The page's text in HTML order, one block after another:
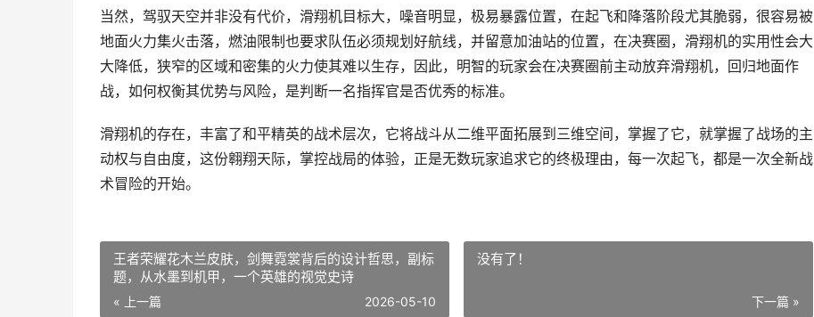
当然，驾驭天空并非没有代价，滑翔机目标大，噪音明显，极易暴露位置，在起飞和降落阶段尤其脆弱，很容易被
地面火力集火击落，燃油限制也要求队伍必须规划好航线，并留意加油站的位置，在决赛圈，滑翔机的实用性会大
大降低，狭窄的区域和密集的火力使其难以生存，因此，明智的玩家会在决赛圈前主动放弃滑翔机，回归地面作
战，如何权衡其优势与风险，是判断一名指挥官是否优秀的标准。
滑翔机的存在，丰富了和平精英的战术层次，它将战斗从二维平面拓展到三维空间，掌握了它，就掌握了战场的主
动权与自由度，这份翱翔天际，掌控战局的体验，正是无数玩家追求它的终极理由，每一次起飞，都是一次全新战
术冒险的开始。
王者荣耀花木兰皮肤，剑舞霓裳背后的设计哲思，副标
题，从水墨到机甲，一个英雄的视觉史诗
« 上一篇 2026-05-10
没有了！
下一篇 »